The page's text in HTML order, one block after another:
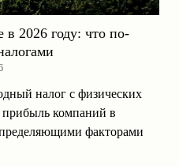
в 2026 году: что по-
налог с физических
компаний в
факторами